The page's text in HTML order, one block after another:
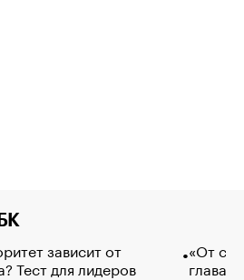
зависит от
Тест для лидеров
«От
глава